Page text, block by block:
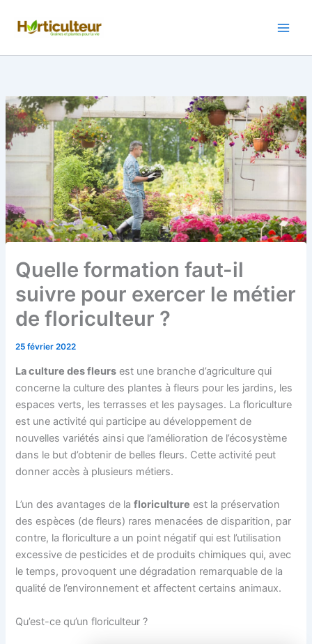
Quelle formation faut-il
suivre pour exercer le métier
de floriculteur ?
25 février 2022
La culture des fleurs est une branche d’agriculture qui
concerne la culture des plantes à fleurs pour les jardins, les
espaces verts, les terrasses et les paysages. La floriculture
est une activité qui participe au développement de
nouvelles variétés ainsi que l’amélioration de l’écosystème
dans le but d’obtenir de belles fleurs. Cette activité peut
donner accès à plusieurs métiers.
L’un des avantages de lafloriculture est la préservation
des espèces (de fleurs) rares menacées de disparition, par
contre, la floriculture a un point négatif qui est l’utilisation
excessive de pesticides et de produits chimiques qui, avec
le temps, provoquent une dégradation remarquable de la
qualité de l’environnement et affectent certains animaux.
Qu’est-ce qu’un floriculteur ?